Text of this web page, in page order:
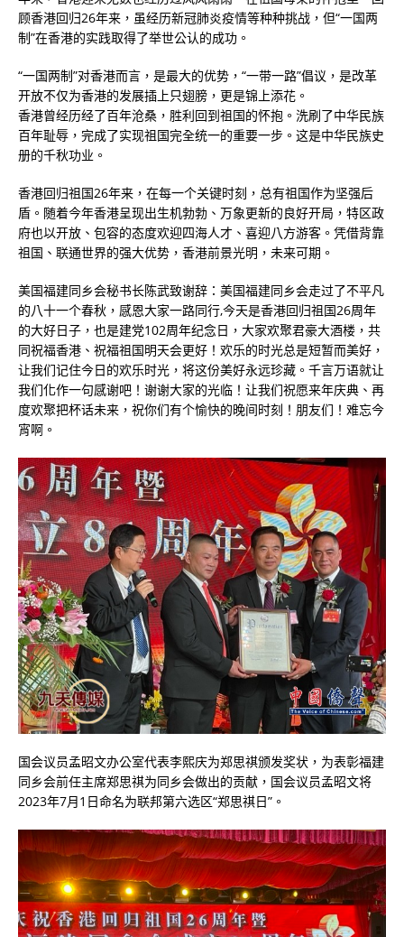
顾香港回归26年来，虽经历新冠肺炎疫情等种种挑战，但“一国两
制”在香港的实践取得了举世公认的成功。
“一国两制”对香港而言，是最大的优势，“一带一路”倡议，是改革
开放不仅为香港的发展插上只翅膀，更是锦上添花。
香港曾经历经了百年沧桑，胜利回到祖国的怀抱。洗刷了中华民族
百年耻辱，完成了实现祖国完全统一的重要一步。这是中华民族史
册的千秋功业。
香港回归祖国26年来，在每一个关键时刻，总有祖国作为坚强后
盾。随着今年香港呈现出生机勃勃、万象更新的良好开局，特区政
府也以开放、包容的态度欢迎四海人才、喜迎八方游客。凭借背靠
祖国、联通世界的强大优势，香港前景光明，未来可期。
美国福建同乡会秘书长陈武致谢辞：美国福建同乡会走过了不平凡
的八十一个春秋，感恩大家一路同行,今天是香港回归祖国26周年
的大好日子，也是建党102周年纪念日，大家欢聚君豪大酒楼，共
同祝福香港、祝福祖国明天会更好！欢乐的时光总是短暂而美好，
让我们记住今日的欢乐时光，将这份美好永远珍藏。千言万语就让
我们化作一句感谢吧！谢谢大家的光临！让我们祝愿来年庆典、再
度欢聚把杯话未来，祝你们有个愉快的晚间时刻！朋友们！难忘今
宵啊。
国会议员孟昭文办公室代表李熙庆为郑思祺颁发奖状，为表彰福建
同乡会前任主席郑思祺为同乡会做出的贡献，国会议员孟昭文将
2023年7月1日命名为联邦第六选区“郑思祺日”。